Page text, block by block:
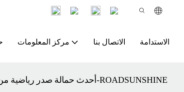
مركز المعلومات الاتصال بنا الاستدامة
أحدث حمالة صدر رياضية من القماش مع تصميم تباين الألوان وشريط خلفي قابل للتعديل-ROADSUNSHINE